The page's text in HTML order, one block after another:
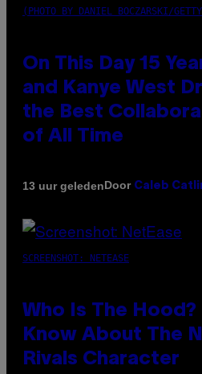
(PHOTO BY DANIEL BOCZARSKI/
On This Day 15
and Kanye West
the Best
of All Time
13 uur geledenDoor Caleb
SCREENSHOT: NETEASE
Who Is The
Know About The
Rivals Character